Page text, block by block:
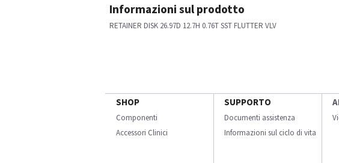
Informazioni sul prodotto
RETAINER DISK 26.97D 12.7H 0.76T SST FLUTTER VLV
SHOP
Componenti
Accessori Clinici
SUPPORTO
Documenti assistenza
Informazioni sul ciclo di vita